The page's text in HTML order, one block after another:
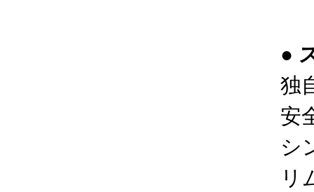
●
独
安
シ
リ